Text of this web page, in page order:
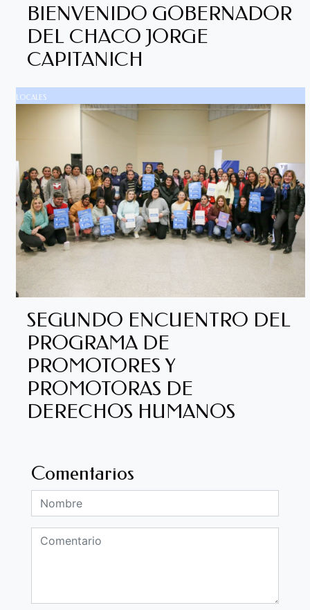
BIENVENIDO GOBERNADOR
DEL CHACO JORGE
CAPITANICH
LOCALES
SEGUNDO ENCUENTRO DEL
PROGRAMA DE
PROMOTORES Y
PROMOTORAS DE
DERECHOS HUMANOS
Comentarios